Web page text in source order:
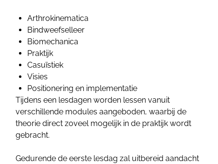
Arthrokinematica
Bindweefselleer
Biomechanica
Praktijk
Casuïstiek
Visies
Positionering en implementatie
Tijdens een lesdagen worden lessen vanuit
verschillende modules aangeboden, waarbij de
theorie direct zoveel mogelijk in de praktijk wordt
gebracht.
Gedurende de eerste lesdag zal uitbereid aandacht